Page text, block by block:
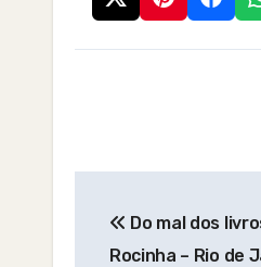
navigation
Do mal dos
Rocinha – Rio de